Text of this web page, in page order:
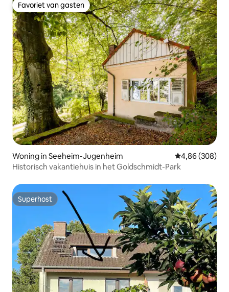
Favoriet van gasten
Favoriet van gasten
Woning in Seeheim-Jugenheim Gemiddelde
4,86 (308)
Historisch vakantiehuis in het Goldschmidt-Park
Superhost
Superhost